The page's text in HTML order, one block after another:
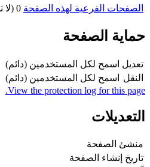
الصفحات الفرعية لهذه الصفحة 0 (لا تحويلات؛ 0 من غير التحويلات)
حماية الصفحة
تعديل اسمح لكل المستخدمين (دائم)
النقل
اسمح لكل المستخدمين (دائم)
View the protection log for this page.
التعديلات
منشئ الصفحة
تاريخ إنشاء الصفحة